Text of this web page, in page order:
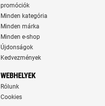
promóciók
Minden kategória
Minden márka
Minden e-shop
Újdonságok
Kedvezmények
WEBHELYEK
Rólunk
Cookies